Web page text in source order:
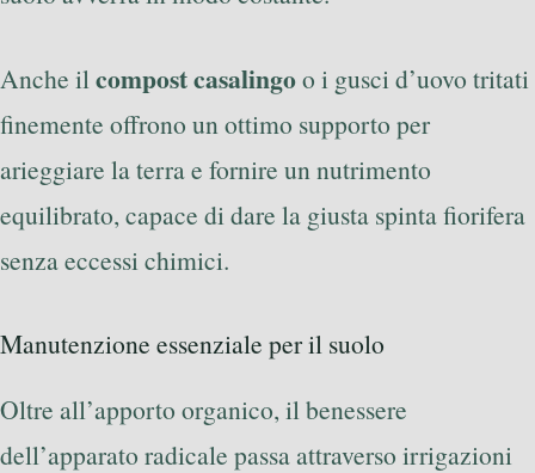
Anche il compost casalingoo i gusci d’uovo tritati
finemente offrono un ottimo supporto per
arieggiare la terra e fornire un nutrimento
equilibrato, capace di dare la giusta spinta fiorifera
senza eccessi chimici.
Manutenzione essenziale per il suolo
Oltre all’apporto organico, il benessere
dell’apparato radicale passa attraverso irrigazioni